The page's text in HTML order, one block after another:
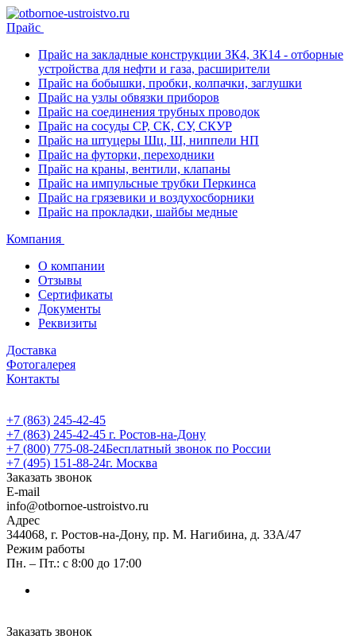
Прайс
Прайс на закладные конструкции ЗК4, ЗК14 - отборные
устройства для нефти и газа, расширители
Прайс на бобышки, пробки, колпачки, заглушки
Прайс на узлы обвязки приборов
Прайс на соединения трубных проводок
Прайс на сосуды СР, СК, СУ, СКУР
Прайс на штуцеры Шц, Ш, ниппели НП
Прайс на футорки, переходники
Прайс на краны, вентили, клапаны
Прайс на импульсные трубки Перкинса
Прайс на грязевики и воздухосборники
Прайс на прокладки, шайбы медные
Компания
О компании
Отзывы
Сертификаты
Документы
Реквизиты
Доставка
Фотогалерея
Контакты
+7 (863) 245-42-45
+7 (863) 245-42-45 г. Ростов-на-Дону
+7 (800) 775-08-24Бесплатный звонок по России
+7 (495) 151-88-24г. Москва
Заказать звонок
E-mail
info@otbornoe-ustroistvo.ru
Адрес
344068, г. Ростов-на-Дону, пр. М. Нагибина, д. 33А/47
Режим работы
Пн. – Пт.: с 8:00 до 17:00
Заказать звонок